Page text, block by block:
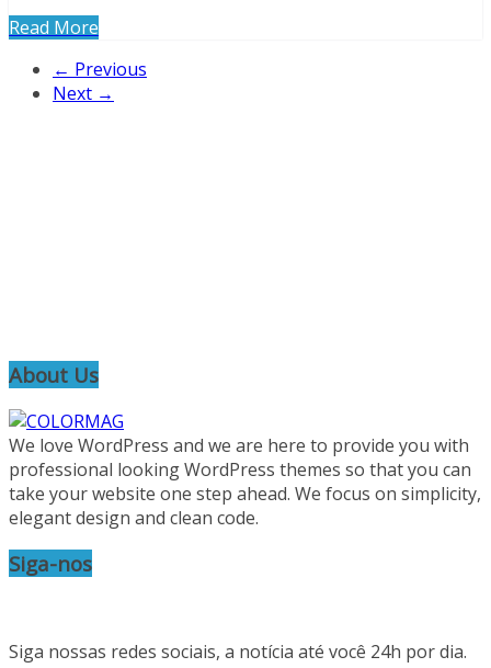
Read More
← Previous
Next →
About Us
We love WordPress and we are here to provide you with
professional looking WordPress themes so that you can
take your website one step ahead. We focus on simplicity,
elegant design and clean code.
Siga-nos
Siga nossas redes sociais, a notícia até você 24h por dia.